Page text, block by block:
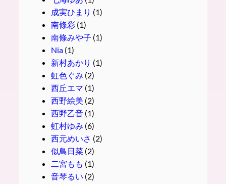
成実ひまり (1)
南條彩(1)
南條みや子 (1)
Nia(1)
新村あかり (1)
虹色ぐみ (2)
西丘エマ (1)
西野絵美 (2)
西野乙音(1)
虹村ゆみ (6)
西元めいさ (2)
似鳥日菜(2)
二宮もも (1)
音琴るい (2)